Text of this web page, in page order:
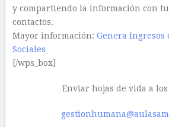
y compartiendo la información con
contactos.
Mayor información: Genera Ingresos
Sociales
[/wps_box]
Enviar hojas de vida a